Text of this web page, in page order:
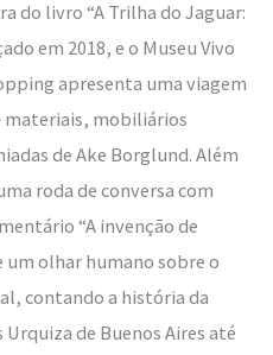
do livro “A Trilha do Jaguar:
em 2018, e o Museu Vivo
apresenta uma viagem
materiais, mobiliários
de Ake Borglund. Além
roda de conversa com
“A invenção de
um olhar humano sobre o
contando a história da
de Buenos Aires até